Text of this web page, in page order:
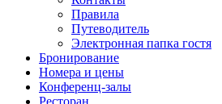
Правила
Путеводитель
Электронная папка гостя
Бронирование
Номера и цены
Конференц-залы
Ресторан